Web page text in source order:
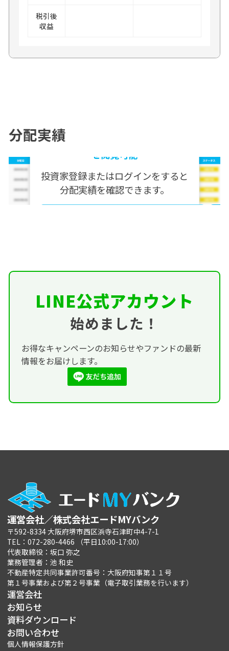
税引後
収益
分配実績無料会員登録・ログインで分配実績
を閲覧可能
投資家登録またはログインをすると
分配実績を確認できます。
LINE公式アカウント
始めました！
お得なキャンペーンのお知らせやファンドの最新
情報をお届けします。
運営会社／株式会社エードMYバンク
〒592-8334 大阪府堺市西区浜寺石津町中4-7-1
TEL：072-280-4466 （平日10:00-17:00）
代表取締役：坂口 弥之
業務管理者：池 和史
不動産特定共同事業許可番号：大阪府知事第１１号
第１号事業および第２号事業（電子取引業務を行います）
運営会社
お知らせ
資料ダウンロード
お問い合わせ
個人情報保護方針